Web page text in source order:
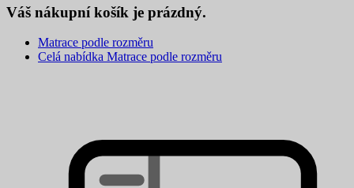
Váš nákupní košík je prázdný.
Matrace podle rozměru
Celá nabídka Matrace podle rozměru